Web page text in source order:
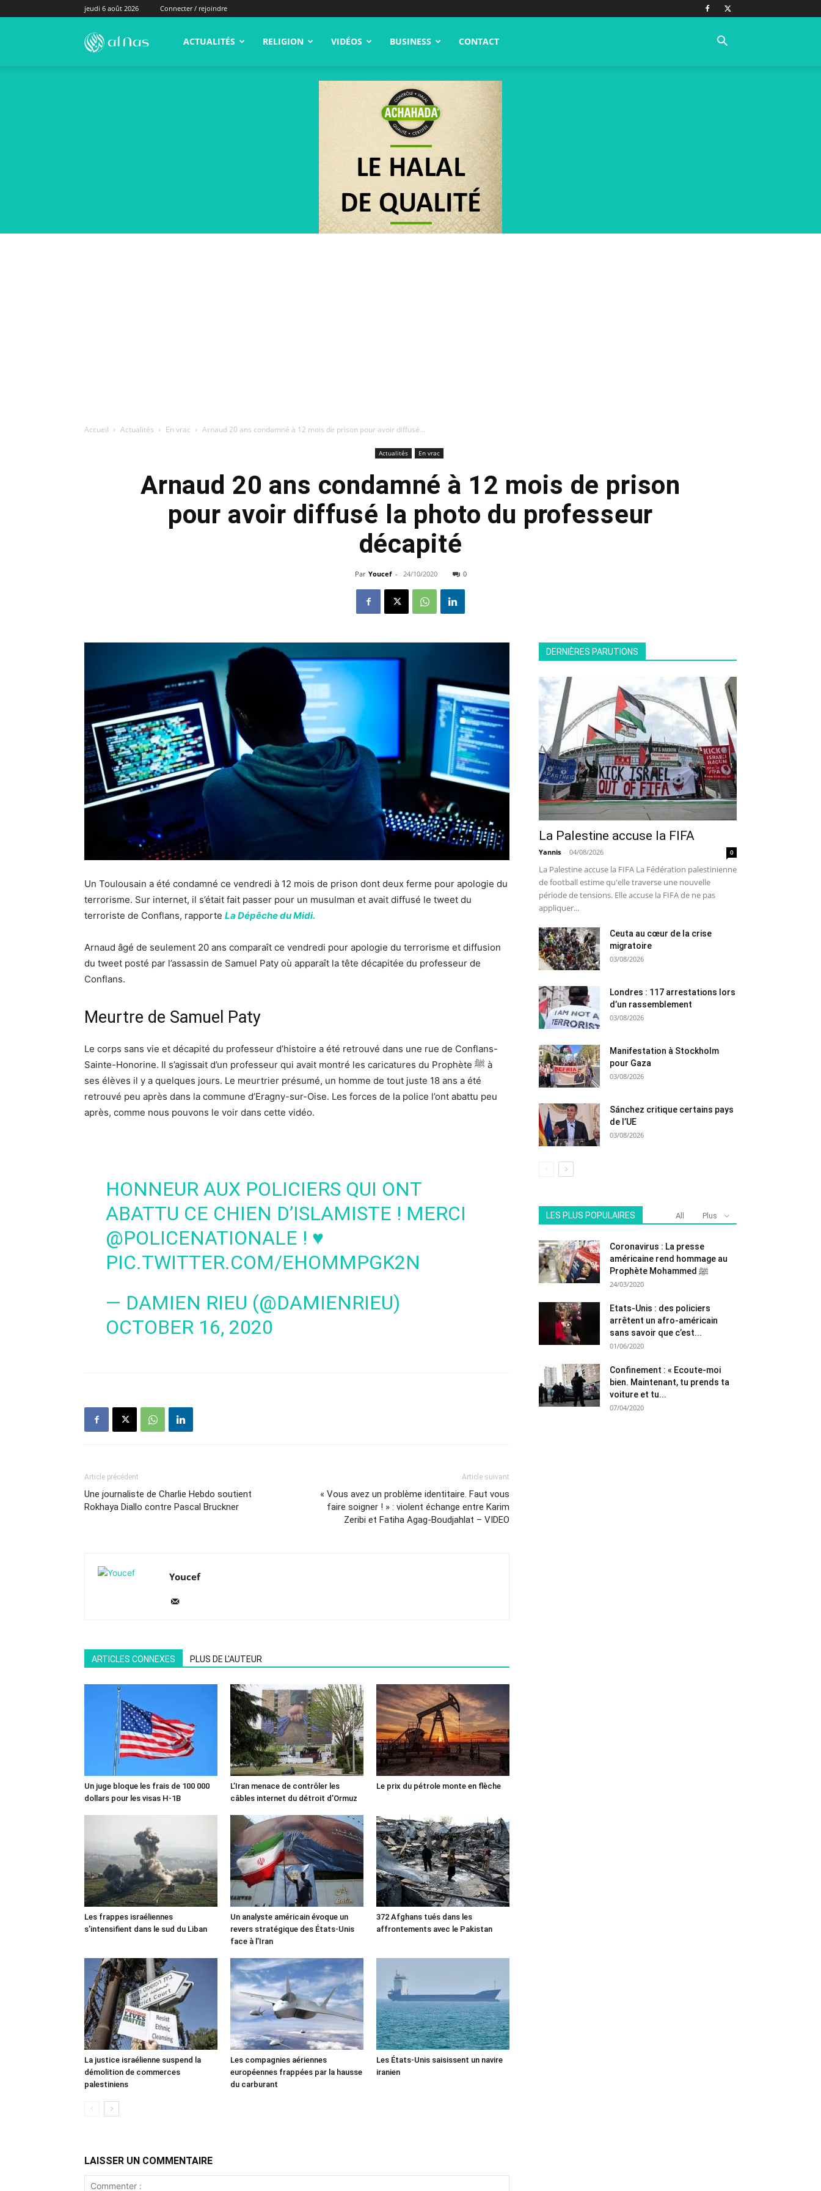
jeudi 6 août 2026 Connecter / rejoindre
alNas.fr ACTUALITÉS RELIGION VIDÉOS BUSINESS CONTACT
Accueil Actualités En vrac Arnaud 20 ans condamné à 12 mois de prison pour avoir diffusé...
Actualités En vrac
Arnaud 20 ans condamné à 12 mois de prison
pour avoir diffusé la photo du professeur
décapité
Par Youcef - 24/10/2020 0
Un Toulousain a été condamné ce vendredi à 12 mois de prison dont deux ferme pour apologie du
terrorisme. Sur internet, il s’était fait passer pour un musulman et avait diffusé le tweet du
terroriste de Conflans, rapporte La Dépêche du Midi.
Arnaud âgé de seulement 20 ans comparaît ce vendredi pour apologie du terrorisme et diffusion
du tweet posté par l’assassin de Samuel Paty où apparaît la tête décapitée du professeur de
Conflans.
Meurtre de Samuel Paty
Le corps sans vie et décapité du professeur d’histoire a été retrouvé dans une rue de Conflans-
Sainte-Honorine. Il s’agissait d’un professeur qui avait montré les caricatures du Prophète ﷺ à
ses élèves il y a quelques jours. Le meurtrier présumé, un homme de tout juste 18 ans a été
retrouvé peu après dans la commune d’Eragny-sur-Oise. Les forces de la police l’ont abattu peu
après, comme nous pouvons le voir dans cette vidéo.
HONNEUR AUX POLICIERS QUI ONT
ABATTU CE CHIEN D’ISLAMISTE ! MERCI
@POLICENATIONALE ! ♥️
PIC.TWITTER.COM/EHOMMPGK2N
— DAMIEN RIEU (@DAMIENRIEU)
OCTOBER 16, 2020
Article précédent
Une journaliste de Charlie Hebdo soutient
Rokhaya Diallo contre Pascal Bruckner
Article suivant
« Vous avez un problème identitaire. Faut vous
faire soigner ! » : violent échange entre Karim
Zeribi et Fatiha Agag-Boudjahlat – VIDEO
Youcef
ARTICLES CONNEXES PLUS DE L'AUTEUR
Un juge bloque les frais de 100 000
dollars pour les visas H-1B
L’Iran menace de contrôler les
câbles internet du détroit d’Ormuz
Le prix du pétrole monte en flèche
Les frappes israéliennes
s’intensifient dans le sud du Liban
Un analyste américain évoque un
revers stratégique des États-Unis
face à l’Iran
372 Afghans tués dans les
affrontements avec le Pakistan
La justice israélienne suspend la
démolition de commerces
palestiniens
Les compagnies aériennes
européennes frappées par la hausse
du carburant
Les États-Unis saisissent un navire
iranien
LAISSER UN COMMENTAIRE
DERNIÈRES PARUTIONS
La Palestine accuse la FIFA
Yannis - 04/08/2026 0
La Palestine accuse la FIFA La Fédération palestinienne
de football estime qu'elle traverse une nouvelle
période de tensions. Elle accuse la FIFA de ne pas
appliquer...
Ceuta au cœur de la crise
migratoire
03/08/2026
Londres : 117 arrestations lors
d’un rassemblement
03/08/2026
Manifestation à Stockholm
pour Gaza
03/08/2026
Sánchez critique certains pays
de l’UE
03/08/2026
LES PLUS POPULAIRES All Plus
Coronavirus : La presse
américaine rend hommage au
Prophète Mohammed ﷺ
24/03/2020
Etats-Unis : des policiers
arrêtent un afro-américain
sans savoir que c’est...
01/06/2020
Confinement : « Ecoute-moi
bien. Maintenant, tu prends ta
voiture et tu...
07/04/2020